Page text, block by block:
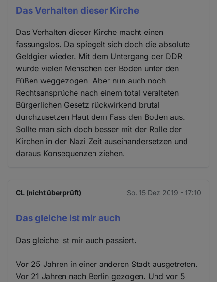
Das Verhalten dieser Kirche
Das Verhalten dieser Kirche macht einen
fassungslos. Da spiegelt sich doch die absolute
Geldgier wieder. Mit dem Untergang der DDR
wurde vielen Menschen der Boden unter den
Füßen weggezogen. Aber nun auch noch
Rechtsansprüche nach einem total veralteten
Bürgerlichen Gesetz rückwirkend brutal
durchzusetzen Haut dem Fass den Boden aus.
Sollte man sich doch besser mit der Rolle der
Kirchen in der Nazi Zeit auseinandersetzen und
daraus Konsequenzen ziehen.
CL (nicht überprüft) So. 15 Dez 2019 - 17:10
Das gleiche ist mir auch
Das gleiche ist mir auch passiert.
Vor 25 Jahren in einer anderen Stadt ausgetreten.
Vor 21 Jahren nach Berlin gezogen. Und vor 5